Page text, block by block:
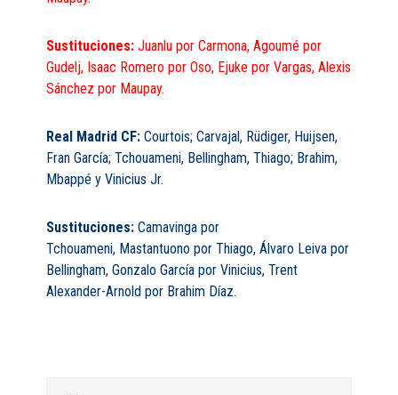
Sustituciones: Juanlu por Carmona, Agoumé por
Gudelj, Isaac Romero por Oso, Ejuke por Vargas, Alexis
Sánchez por Maupay.
Real Madrid CF:Courtois; Carvajal, Rüdiger, Huijsen,
Fran García; Tchouameni, Bellingham, Thiago; Brahim,
Mbappé y Vinicius Jr.
Sustituciones:Camavinga por
Tchouameni, Mastantuono por Thiago, Álvaro Leiva por
Bellingham, Gonzalo García por Vinicius, Trent
Alexander-Arnold por Brahim Díaz.